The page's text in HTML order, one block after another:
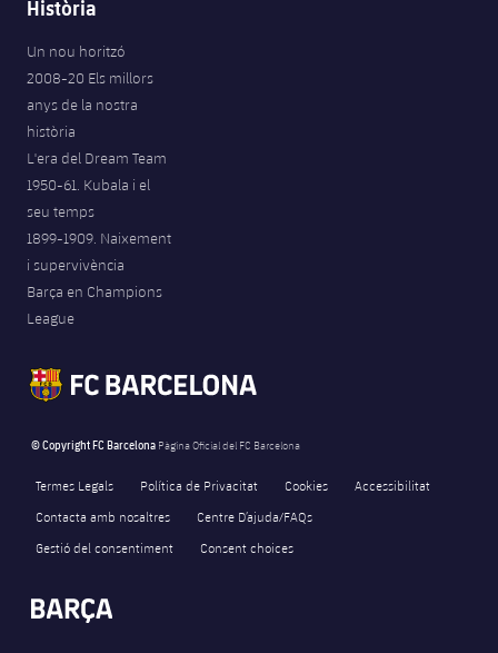
Història
Un nou horitzó
2008-20 Els millors
anys de la nostra
història
L'era del Dream Team
1950-61. Kubala i el
seu temps
1899-1909. Naixement
i supervivència
Barça en Champions
League
© Copyright FC Barcelona Pàgina Oficial del FC Barcelona
Termes Legals Política de Privacitat Cookies
Accessibilitat
Contacta amb nosaltres
Centre D’ajuda/FAQs
Gestió del consentiment
Consent choices